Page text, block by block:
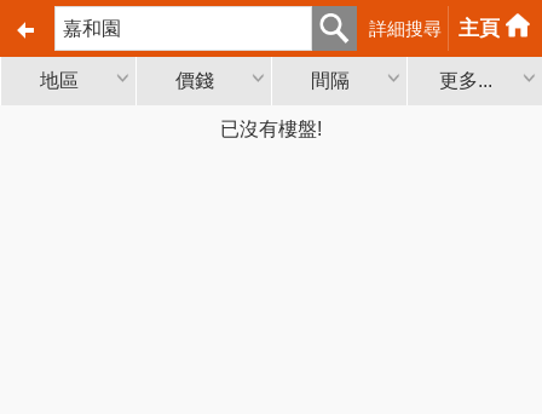
詳細搜尋 主頁
地區 價錢 間隔 更多...
已沒有樓盤!